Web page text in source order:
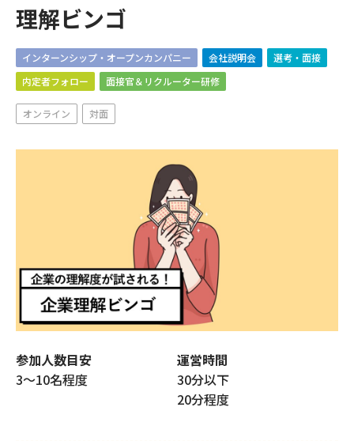
ノーコードで採用サイト作成
TRACE
ポーカー採用イベント
麻雀採用イベント
仕事体験ビルダー
スライドカスタマイズ
内定者ひろば
理解ビンゴ
インターンシップ・オープンカンパニー 会社説明会
選考・面接
内定者フォロー
面接官＆リクルーター研修
オンライン 対面
参加人数目安
3〜10名程度
運営時間
30分以下
20分程度